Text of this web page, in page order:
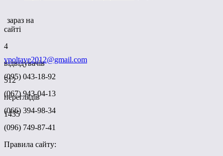
зараз на
сайті
4
відвідувачів
512
переглядів
1435
vpoltave2012@gmail.com
(095) 043-18-92
(067) 943-04-13
(066) 394-98-34
(096) 749-87-41
Правила сайту: